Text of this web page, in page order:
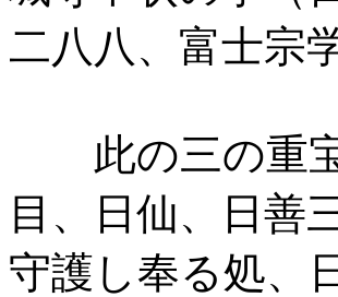
二八八、富士宗
此の三の重宝
目、日仙、日善
守護し奉る処、